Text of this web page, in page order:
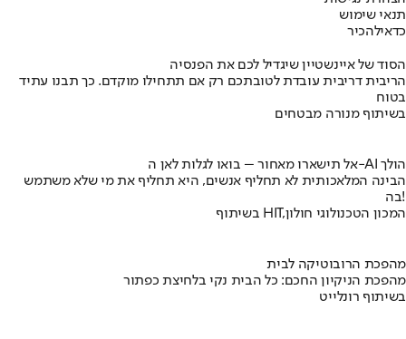
תנאי שימוש
כדאילהכיר
הסוד של איינשטיין שיגדיל לכם את הפנסיה
הריבית דריבית עובדת לטובתכם רק אם תתחילו מוקדם. כך תבנו עתיד
בטוח
בשיתוף מנורה מבטחים
אל תישארו מאחור – בואו לגלות לאן ה-AI הולך
הבינה המלאכותית לא תחליף אנשים, היא תחליף את מי שלא משתמש
בה!
בשיתוף HIT,המכון הטכנולוגי חולון
מהפכת הרובוטיקה לבית
מהפכת הניקיון החכם: כל הבית נקי בלחיצת כפתור
בשיתוף רונלייט